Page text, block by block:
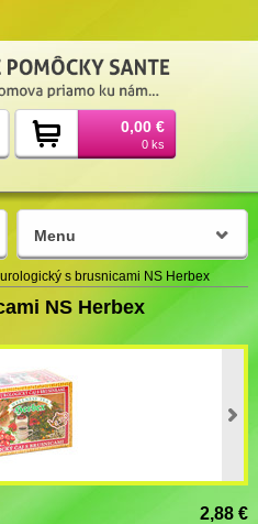
0,00 €
0 ks
s brusnicami NS Herbex
NS Herbex
2,88 €
Menu